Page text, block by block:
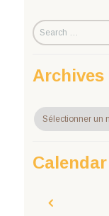
Archives
Archives
Calendar